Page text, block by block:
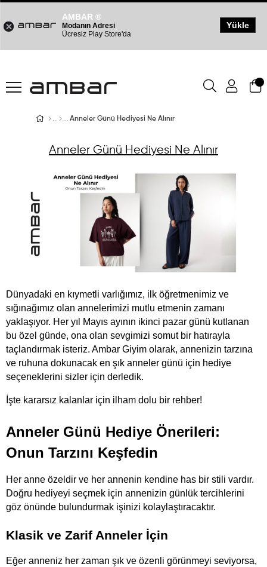
Anneler Günü Hediyesi Ne Alınır
Anneler Günü Hediyesi Ne Alınır
Dünyadaki en kıymetli varlığımız, ilk öğretmenimiz ve
sığınağımız olan annelerimizi mutlu etmenin zamanı
yaklaşıyor. Her yıl Mayıs ayının ikinci pazar günü kutlanan
bu özel günde, ona olan sevgimizi somut bir hatırayla
taçlandırmak isteriz. Ambar Giyim olarak, annenizin tarzına
ve ruhuna dokunacak en şık anneler günü için hediye
seçeneklerini sizler için derledik.
İşte kararsız kalanlar için ilham dolu bir rehber!
Anneler Günü Hediye Önerileri:
Onun Tarzını Keşfedin
Her anne özeldir ve her annenin kendine has bir stili vardır.
Doğru hediyeyi seçmek için annenizin günlük tercihlerini
göz önünde bulundurmak işinizi kolaylaştıracaktır.
Klasik ve Zarif Anneler İçin
Eğer anneniz her zaman şık ve özenli görünmeyi seviyorsa,
AMBAR ®
Modanın Adresi
Ücresiz Play Store'da
Yükle